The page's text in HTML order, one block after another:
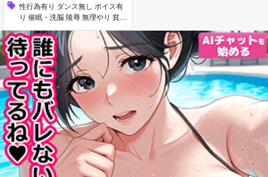
sell 性行為有り ダンス無し ボイス有
り 催眠・洗脳 陵辱 無理やり 貧乳
ぷに